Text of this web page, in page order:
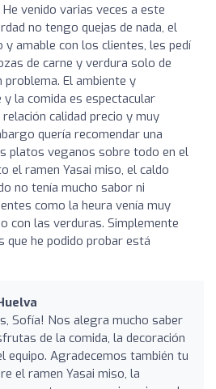
He venido varias veces a este
no tengo quejas de nada, el
amable con los clientes, les pedí
de carne y verdura solo de
El ambiente y
y la comida es espectacular
calidad precio y muy
quería recomendar una
platos veganos sobre todo en el
el ramen Yasai miso, el caldo
no tenía mucho sabor ni
como la heura venía muy
con las verduras. Simplemente
que he podido probar está
Sofía! Nos alegra mucho saber
de la comida, la decoración
equipo. Agradecemos también tu
el ramen Yasai miso, la